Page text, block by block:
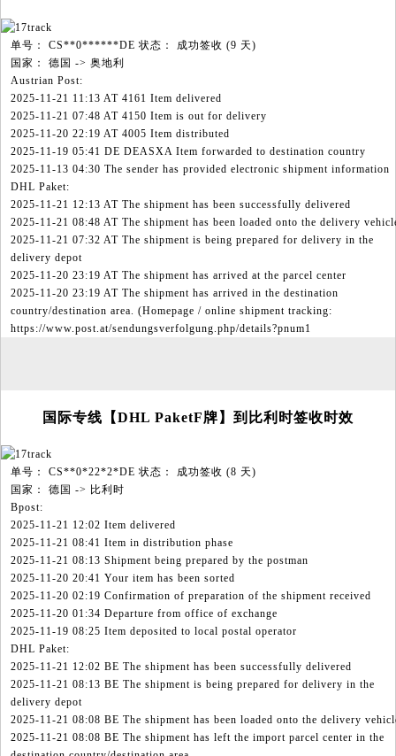
单号： CS**0******DE 状态： 成功签收 (9 天)
国家： 德国 -> 奥地利
Austrian Post:
2025-11-21 11:13 AT 4161 Item delivered
2025-11-21 07:48 AT 4150 Item is out for delivery
2025-11-20 22:19 AT 4005 Item distributed
2025-11-19 05:41 DE DEASXA Item forwarded to destination country
2025-11-13 04:30 The sender has provided electronic shipment information
DHL Paket:
2025-11-21 12:13 AT The shipment has been successfully delivered
2025-11-21 08:48 AT The shipment has been loaded onto the delivery
2025-11-21 07:32 AT The shipment is being prepared for delivery in the
delivery depot
2025-11-20 23:19 AT The shipment has arrived at the parcel center
2025-11-20 23:19 AT The shipment has arrived in the destination
country/destination area. (Homepage / online shipment tracking:
https://www.post.at/sendungsverfolgung.php/details?pnum1
国际专线【DHL PaketF牌】到比利时签收时效
单号： CS**0*22*2*DE 状态： 成功签收 (8 天)
国家： 德国 -> 比利时
Bpost:
2025-11-21 12:02 Item delivered
2025-11-21 08:41 Item in distribution phase
2025-11-21 08:13 Shipment being prepared by the postman
2025-11-20 20:41 Your item has been sorted
2025-11-20 02:19 Confirmation of preparation of the shipment received
2025-11-20 01:34 Departure from office of exchange
2025-11-19 08:25 Item deposited to local postal operator
DHL Paket:
2025-11-21 12:02 BE The shipment has been successfully delivered
2025-11-21 08:13 BE The shipment is being prepared for delivery in the
delivery depot
2025-11-21 08:08 BE The shipment has been loaded onto the delivery
2025-11-21 08:08 BE The shipment has left the import parcel center in the